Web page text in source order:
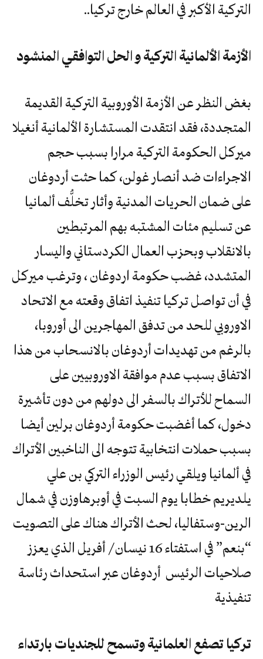
التركية الأكبر في العالم خارج تركيا..
الأزمة الألمانية التركية و الحل التوافقي المنشود
بغض النظر عن الأزمة الأوروبية التركية القديمة
المتجددة، فقد انتقدت المستشارة الألمانية أنغيلا
ميركل الحكومة التركية مرارا بسبب حجم
الاجراءات ضد أنصار غولن، كما حثت أردوغان
على ضمان الحريات المدنية وأثار تخلُّف ألمانيا
عن تسليم مئات المشتبه بهم المرتبطين
بالانقلاب وبحزب العمال الكردستاني واليسار
المتشدد، غضب حكومة اردوغان ، وترغب ميركل
في أن تواصل تركيا تنفيذ اتفاق وقعته مع الاتحاد
الاوروبي للحد من تدفق المهاجرين الى أوروبا،
بالرغم من تهديدات أردوغان بالانسحاب من هذا
الاتفاق بسبب عدم موافقة الاوروبيين على
السماح للأتراك بالسفر الى دولهم من دون تأشيرة
دخول، كما أغضبت حكومة أردوغان برلين أيضا
بسبب حملات انتخابية تتوجه الى الناخبين الأتراك
في ألمانيا ويلقي رئيس الوزراء التركي بن علي
يلديريم خطابا يوم السبت في أوبرهاوزن في شمال
الرين-وستفاليا، لحث الأتراك هناك على التصويت
“بنعم” في استفتاء 16 نيسان / أفريل الذي يعزز
صلاحيات الرئيس أردوغان عبر استحداث رئاسة
تنفيذية
تركيا تصفع العلمانية وتسمح للجنديات بارتداء